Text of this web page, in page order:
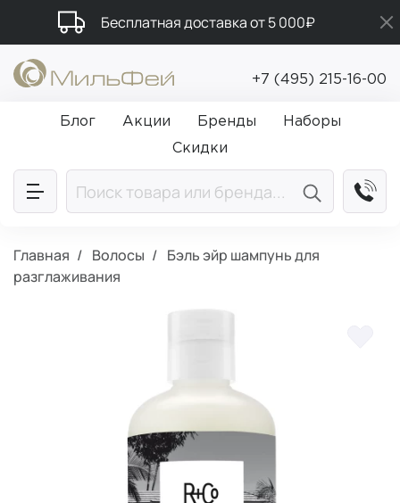
Бесплатная доставка от 5 000₽
Подарки в каждый заказ от 5 000₽
Промокод ПРИВЕТ
+7 (495) 215-16-00
Блог Акции Бренды
Наборы
Скидки
Главная Волосы
Бэль эйр шампунь для
разглаживания